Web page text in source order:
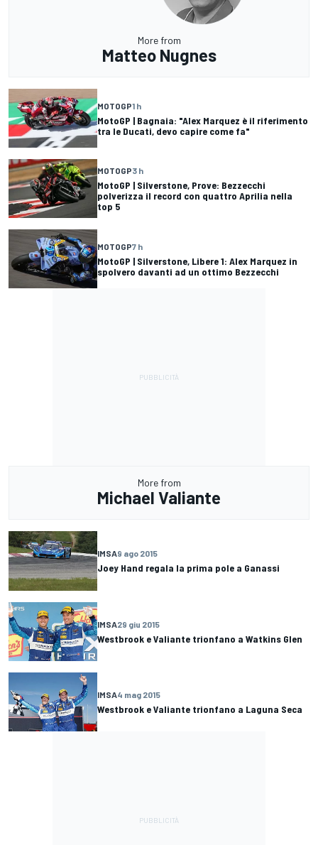
More from
Matteo Nugnes
MOTOGP1 h
MotoGP | Bagnaia: "Alex Marquez è il riferimento
tra le Ducati, devo capire come fa"
MOTOGP3 h
MotoGP | Silverstone, Prove: Bezzecchi
polverizza il record con quattro Aprilia nella
top 5
MOTOGP7 h
MotoGP | Silverstone, Libere 1: Alex Marquez in
spolvero davanti ad un ottimo Bezzecchi
More from
Michael Valiante
IMSA9 ago 2015
Joey Hand regala la prima pole a Ganassi
IMSA29 giu 2015
Westbrook e Valiante trionfano a Watkins Glen
IMSA4 mag 2015
Westbrook e Valiante trionfano a Laguna Seca